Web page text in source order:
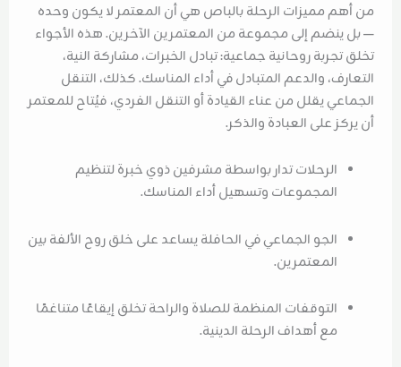
من أهم مميزات الرحلة بالباص هي أن المعتمر لا يكون وحده
— بل ينضم إلى مجموعة من المعتمرين الآخرين. هذه الأجواء
تخلق تجربة روحانية جماعية: تبادل الخبرات، مشاركة النية،
التعارف، والدعم المتبادل في أداء المناسك. كذلك، التنقل
الجماعي يقلل من عناء القيادة أو التنقل الفردي، فيُتاح للمعتمر
أن يركز على العبادة والذكر.
الرحلات تدار بواسطة مشرفين ذوي خبرة لتنظيم
المجموعات وتسهيل أداء المناسك.
الجو الجماعي في الحافلة يساعد على خلق روح الألفة بين
المعتمرين.
التوقفات المنظمة للصلاة والراحة تخلق إيقاعًا متناغمًا
مع أهداف الرحلة الدينية.